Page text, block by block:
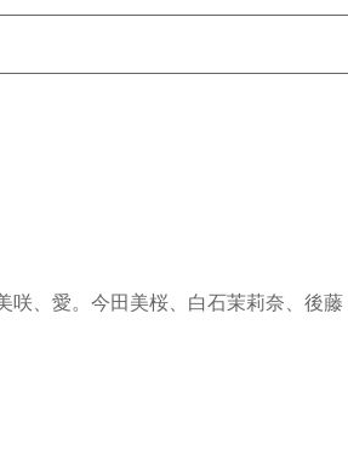
咲、愛。今田美桜、白石茉莉奈、後藤